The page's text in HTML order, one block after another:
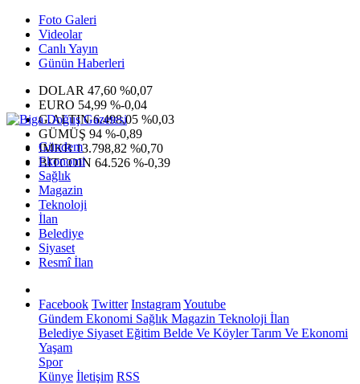
Foto Galeri
Videolar
Canlı Yayın
Günün Haberleri
DOLAR 47,60 %0,07
EURO 54,99 %-0,04
G.ALTIN6.498,05 %0,03
GÜMÜŞ 94 %-0,89
IMKB13.798,82 %0,70
BITCOIN 64.526 %-0,39
Gündem
Ekonomi
Sağlık
Magazin
Teknoloji
İlan
Belediye
Siyaset
Resmî İlan
Facebook Twitter InstagramYoutube
Gündem Ekonomi Sağlık Magazin Teknoloji İlan
Belediye Siyaset Eğitim Belde Ve KöylerTarım Ve Ekonomi
Yaşam
Spor
Künye İletişim RSS